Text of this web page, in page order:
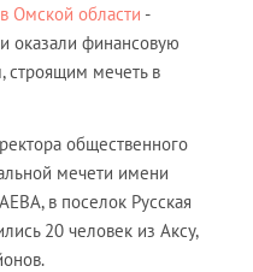
Омской области -
оказали финансовую
строящим мечеть в
общественного
мечети имени
в поселок Русская
20 человек из Аксу,